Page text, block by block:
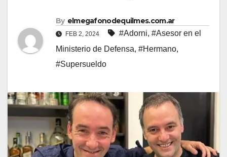
By elmegafonodequilmes.com.ar
FEB 2, 2024 #Adorni, #Asesor en el
Ministerio de Defensa, #Hermano,
#Supersueldo